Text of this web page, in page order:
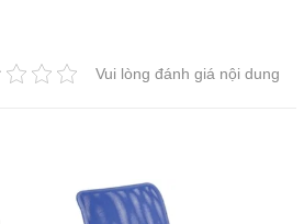
Vui lòng đánh giá nội dung